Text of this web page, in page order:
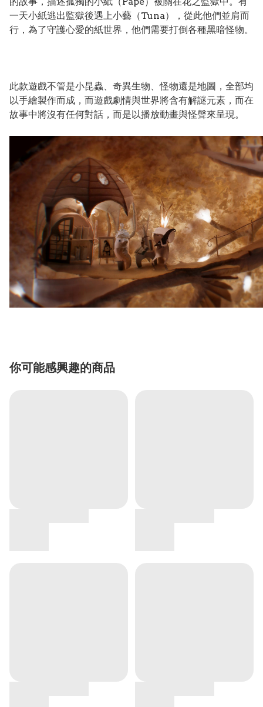
一天小紙逃出監獄後遇上小藝（Tuna），從此他們並肩而
行，為了守護心愛的紙世界，他們需要打倒各種黑暗怪物。
此款遊戲不管是小昆蟲、奇異生物、怪物還是地圖，全部均
以手繪製作而成，而遊戲劇情與世界將含有解謎元素，而在
故事中將沒有任何對話，而是以播放動畫與怪聲來呈現。
你可能感興趣的商品